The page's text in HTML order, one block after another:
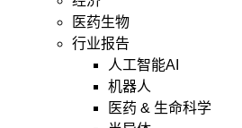
医药生物
行业报告
人工智能AI
机器人
医药 & 生命科学